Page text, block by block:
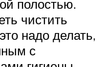
полостью.
чистить
надо делать,
с